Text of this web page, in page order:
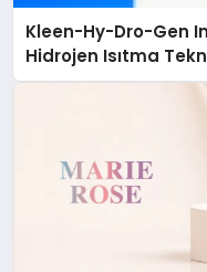
Kleen-Hy-Dro-Gen
Hidrojen Isıtma
Düzenleyici